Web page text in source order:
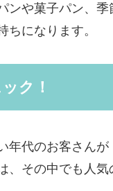
ンや菓子パン、
ちになります。
ク！
年代のお客さん
、その中でも人